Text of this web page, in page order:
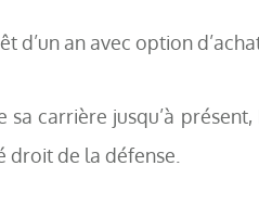
an avec option
carrière jusqu’à présent,
droit de la défense.